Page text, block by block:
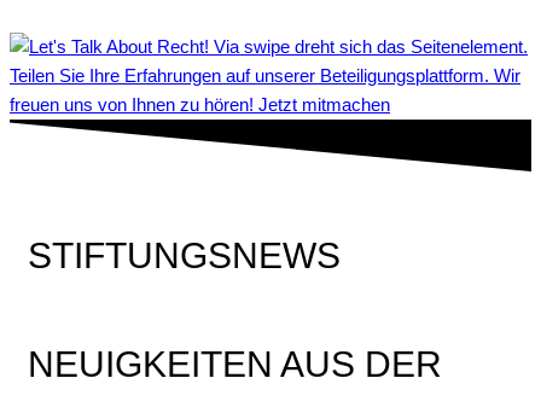
Teilen Sie Ihre Erfahrungen auf unserer Beteiligungsplattform. Wir
freuen uns von Ihnen zu hören! Jetzt mitmachen
STIFTUNGSNEWS
NEUIGKEITEN AUS DER